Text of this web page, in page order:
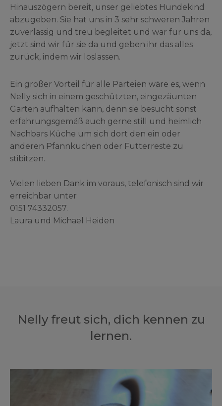
Hinauszögern bereit, unser geliebtes Hundekind
abzugeben. Sie hat uns in 3 sehr schweren Jahren
zuverlässig und treu begleitet und war für uns da,
jetzt sind wir für sie da und geben ihr das alles
zurück, indem wir loslassen.
Ein großer Vorteil für alle Parteien wäre es, wenn
Nelly sich in einem geschützten, eingezäunten
Garten aufhalten kann, denn sie besucht sonst
erfahrungsgemäß auch gerne still und heimlich
Nachbars Küche um sich dort den ein oder
anderen Pfannkuchen oder Futterreste zu
stibitzen.
Vielen lieben Dank im voraus, telefonisch sind wir
erreichbar unter
0151 74332057.
Laura und Michael Heiden
Nelly freut sich, dich kennen zu
lernen.